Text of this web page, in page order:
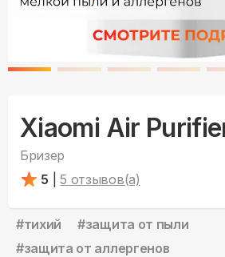
Xiaomi Air
Бризер
5
5 отзывов(а)
#тихий #защита от пыли
#защита от аллергенов